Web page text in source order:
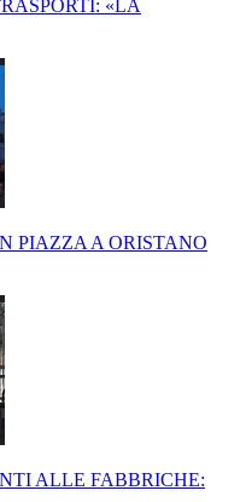
«LA
PIAZZA A ORISTANO
ALLE FABBRICHE: